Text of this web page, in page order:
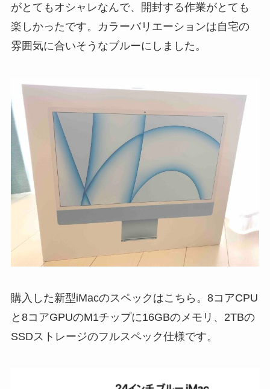
がとてもオシャレなんで、開封する作業がとても
楽しかったです。カラーバリエーションは自宅の
雰囲気に合いそうなブルーにしました。
購入した新型iMacのスペックはこちら。8コアCPU
と8コアGPUのM1チップに16GBのメモリ、2TBの
SSDストレージのフルスペック仕様です。